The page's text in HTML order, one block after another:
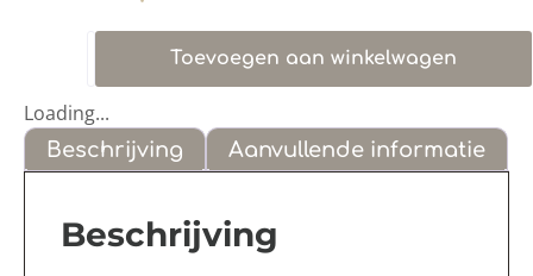
Toevoegen aan winkelwagen
Loading...
Beschrijving Aanvullende informatie
Beschrijving